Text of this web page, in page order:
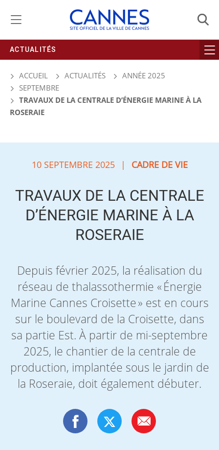
ACTUALITÉS
ACCUEIL ACTUALITÉS
ANNÉE 2025
SEPTEMBRE
TRAVAUX DE LA CENTRALE D’ÉNERGIE MARINE À LA
ROSERAIE
10 SEPTEMBRE 2025 | CADRE DE VIE
TRAVAUX DE LA CENTRALE
D’ÉNERGIE MARINE À LA
ROSERAIE
Depuis février 2025, la réalisation du
réseau de thalassothermie « Énergie
Marine Cannes Croisette » est en cours
sur le boulevard de la Croisette, dans
sa partie Est. À partir de mi-septembre
2025, le chantier de la centrale de
production, implantée sous le jardin de
la Roseraie, doit également débuter.